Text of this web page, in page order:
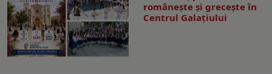
româneşte şi greceşte în
Centrul Galaţiului